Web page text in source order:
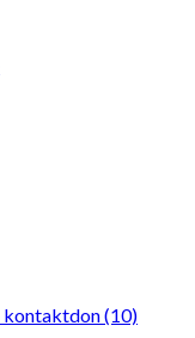
kontaktdon (10)